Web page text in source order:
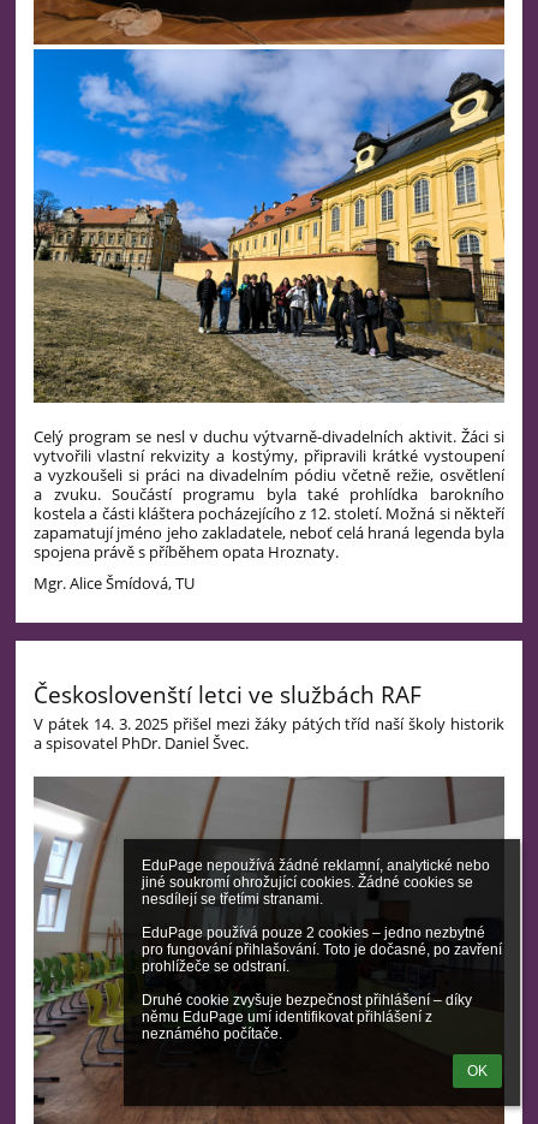
EduPage nepoužívá žádné reklamní, analytické nebo
jiné soukromí ohrožující cookies. Žádné cookies se
nesdílejí se třetími stranami.
EduPage používá pouze 2 cookies – jedno nezbytné
pro fungování přihlašování. Toto je dočasné, po zavření
prohlížeče se odstraní.
Druhé cookie zvyšuje bezpečnost přihlášení – díky
němu EduPage umí identifikovat přihlášení z
neznámého počítače.
OK
Celý program se nesl v duchu výtvarně-divadelních aktivit. Žáci si
vytvořili vlastní rekvizity a kostýmy, připravili krátké vystoupení
a vyzkoušeli si práci na divadelním pódiu včetně režie, osvětlení
a zvuku. Součástí programu byla také prohlídka barokního
kostela a části kláštera pocházejícího z 12. století. Možná si někteří
zapamatují jméno jeho zakladatele, neboť celá hraná legenda byla
spojena právě s příběhem opata Hroznaty.
Mgr. Alice Šmídová, TU
Českoslovenští letci ve službách RAF
V pátek 14. 3. 2025 přišel mezi žáky pátých tříd naší školy historik
a spisovatel PhDr. Daniel Švec.